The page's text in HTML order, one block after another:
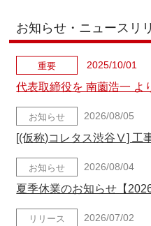
お知らせ・ニュースリ
重要 2025/10/01
代表取締役を 南薗浩一 よ
お知らせ 2026/08/05
[(仮称)コレタス渋谷Ⅴ] 工
お知らせ 2026/08/04
夏季休業のお知らせ【
リリース 2026/07/02